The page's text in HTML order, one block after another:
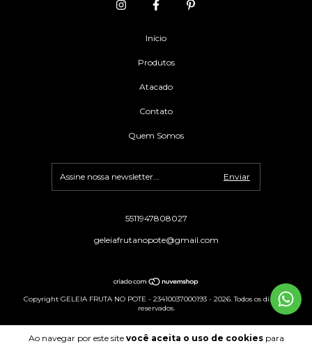
Ao navegar por este site você aceita o uso de cookiespara
Início
Produtos
Atacado
Contato
Quem Somos
5511947808027
geleiafrutanopote@gmail.com
Copyright GELEIA FRUTA NO POTE - 23410037000193 - 2026. Todos os direitos
reservados.